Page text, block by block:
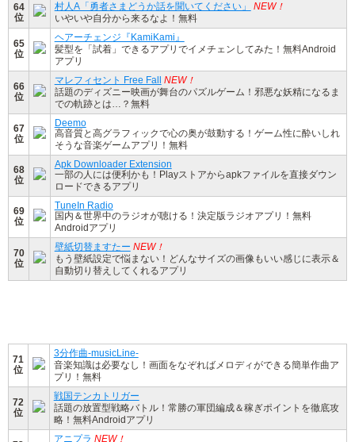
64
位
村人A「勇者さまどうか話を聞いてください」
NEW！
いやいや自分から来るなよ！無料
65
位
ヘアーチェンジ『KamiKami』
髪型を「試着」できるアプリでイメチェンしてみた！無料Android
アプリ
66
位
マレフィセント Free Fall
NEW！
話題のディズニー映画が舞台のパズルゲーム！邪悪な妖精になるま
での軌跡とは…？無料
67
位
Deemo
高音質と高グラフィックで心の奥が鼓動する！ゲーム性に酔いしれ
そうな音楽ゲームアプリ！無料
68
位
Apk Downloader Extension
一部の人には便利かも！Playストアからapkファイルを直接ダウン
ロードできるアプリ
69
位
TuneIn Radio
国内＆世界中のラジオが聴ける！決定版ラジオアプリ！無料
Androidアプリ
70
位
壁紙切替ますたー NEW！
もう壁紙設定で悩まない！どんなサイズの画像もいい感じに表示＆
自動切り替えしてくれるアプリ
71
位
3分作曲-musicLine-
音楽知識は必要なし！画面をなぞればメロディができる簡単作曲ア
プリ！無料
72
位
戦国テンカトリガー
話題の放置型戦略バトル！常勝の軍団編成＆稼ぎポイントを徹底攻
略！無料Androidアプリ
アニプラ NEW！